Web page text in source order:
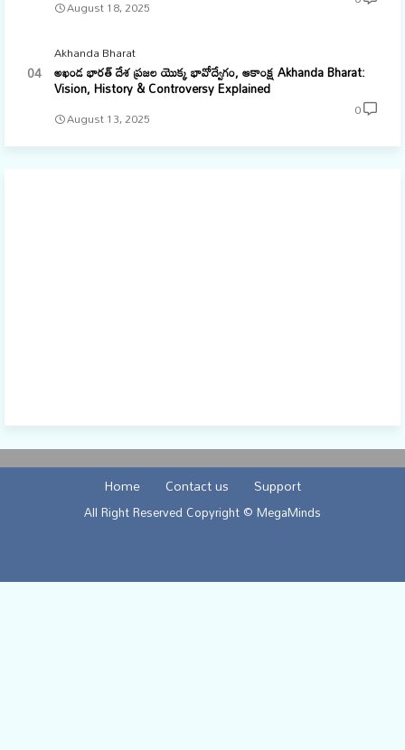
August 18, 2025
Akhanda Bharat
అఖండ భారత్ దేశ ప్రజల యొక్క భావోద్వేగం, ఆకాంక్ష Akhanda Bharat:
Vision, History & Controversy Explained
August 13, 2025 0
Home Contact us Support
All Right Reserved Copyright © MegaMinds